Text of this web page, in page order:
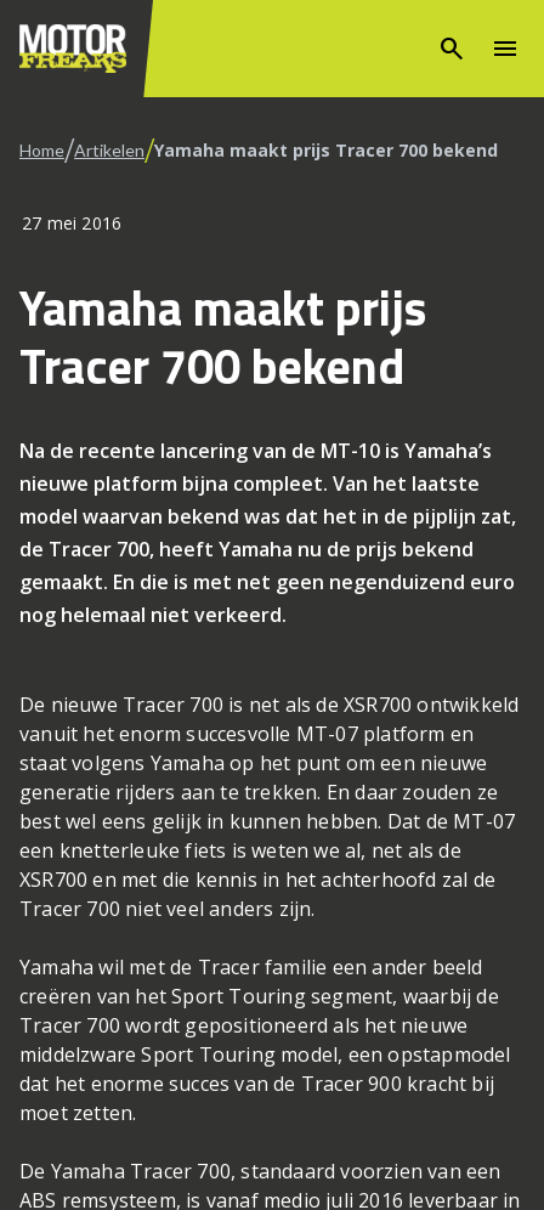
search menu
Home/Artikelen/Yamaha maakt prijs Tracer 700 bekend
27 mei 2016
Yamaha maakt prijs
Tracer 700 bekend
Na de recente lancering van de MT-10 is Yamaha’s
nieuwe platform bijna compleet. Van het laatste
model waarvan bekend was dat het in de pijplijn zat,
de Tracer 700, heeft Yamaha nu de prijs bekend
gemaakt. En die is met net geen negenduizend euro
nog helemaal niet verkeerd.
De nieuwe Tracer 700 is net als de XSR700 ontwikkeld
vanuit het enorm succesvolle MT-07 platform en
staat volgens Yamaha op het punt om een nieuwe
generatie rijders aan te trekken. En daar zouden ze
best wel eens gelijk in kunnen hebben. Dat de MT-07
een knetterleuke fiets is weten we al, net als de
XSR700 en met die kennis in het achterhoofd zal de
Tracer 700 niet veel anders zijn.
Yamaha wil met de Tracer familie een ander beeld
creëren van het Sport Touring segment, waarbij de
Tracer 700 wordt gepositioneerd als het nieuwe
middelzware Sport Touring model, een opstapmodel
dat het enorme succes van de Tracer 900 kracht bij
moet zetten.
De Yamaha Tracer 700, standaard voorzien van een
ABS remsysteem, is vanaf medio juli 2016 leverbaar in